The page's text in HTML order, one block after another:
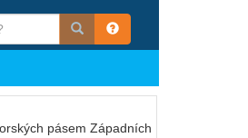
pásem Západních